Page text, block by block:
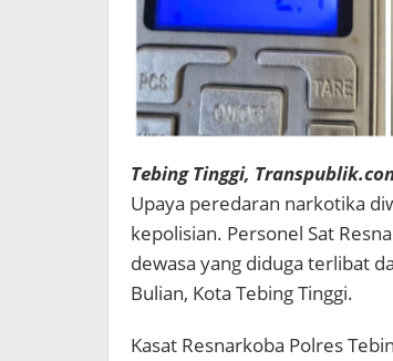
Tebing Tinggi,
Upaya peredaran narkotika
kepolisian. Personel Sat
dewasa yang diduga terlibat
Bulian, Kota Tebing Tinggi.
Kasat Resnarkoba Polres